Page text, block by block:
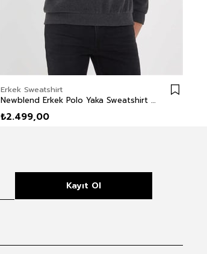
Erkek Sweatshirt
Newblend Erkek Polo Yaka Sweatshirt Antrasit
₺2.499,00
Kayıt Ol